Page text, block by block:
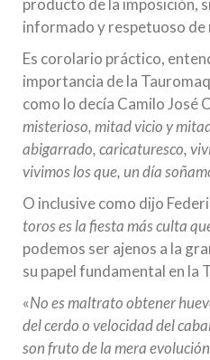
producto de la imposición,
informado y respetuoso de
Es corolario práctico,
importancia de la
como lo decía Camilo José
misterioso, mitad vicio y
abigarrado, caricaturesco,
vivimos los que, un día
O inclusive como dijo
toros es la fiesta más culta
podemos ser ajenos a la
su papel fundamental en la
«No es maltrato obtener
del cerdo o velocidad del
son fruto de la mera